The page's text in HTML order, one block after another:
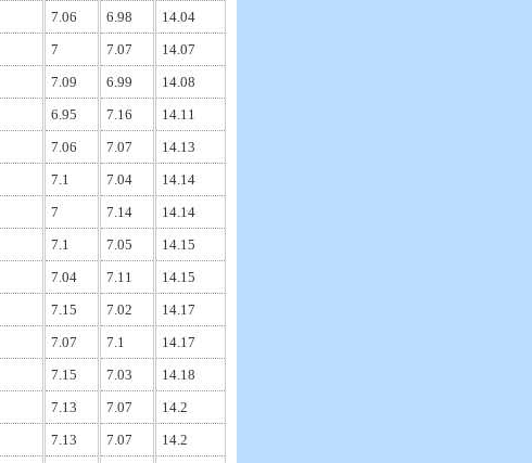
7.06 6.98
14.04
7 7.07
14.07
7.09 6.99
14.08
6.95 7.16
14.11
7.06 7.07
14.13
7.1 7.04
14.14
7 7.14
14.14
7.1 7.05
14.15
7.04 7.11
14.15
7.15 7.02
14.17
7.07 7.1
14.17
7.15 7.03
14.18
7.13 7.07
14.2
7.13 7.07 14.2